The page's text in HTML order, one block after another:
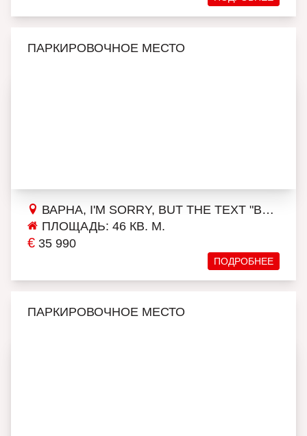
ПАРКИРОВОЧНОЕ МЕСТО
ВАРНА, I'M SORRY, BUT THE TEXT "ВЛАДИСЛАВ ВАРНЕНЧИК 2" DOESN'T PROVIDE ENOUGH CONTEXT FOR AN ACCURATE TRANSLATION. COULD YOU PLEASE PROVIDE MORE INFORMATION OR CONTEXT SO THAT I CAN ASSIST YOU BETTER?
ПЛОЩАДЬ: 46 КВ. М.
€ 35 990
ПОДРОБНЕЕ
ПАРКИРОВОЧНОЕ МЕСТО